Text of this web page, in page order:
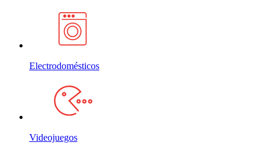
Electrodomésticos
Videojuegos